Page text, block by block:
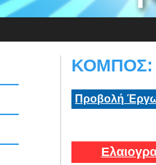
ΚΟΜΠΟΣ:
Προβολή